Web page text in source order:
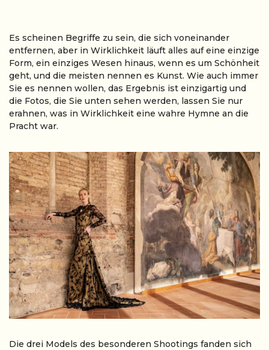
Es scheinen Begriffe zu sein, die sich voneinander
entfernen, aber in Wirklichkeit läuft alles auf eine einzige
Form, ein einziges Wesen hinaus, wenn es um Schönheit
geht, und die meisten nennen es Kunst. Wie auch immer
Sie es nennen wollen, das Ergebnis ist einzigartig und
die Fotos, die Sie unten sehen werden, lassen Sie nur
erahnen, was in Wirklichkeit eine wahre Hymne an die
Pracht war.
Die drei Models des besonderen Shootings fanden sich